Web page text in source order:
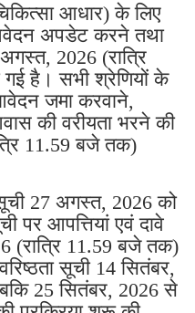
आधार) के लिए
अपडेट करने तथा
2026 (रात्रि
गई है। सभी श्रेणियों के
जमा करवाने,
की वरीयता भरने की
11.59 बजे तक)
सूची 27 अगस्त, 2026 को
पर आपत्तियां एवं दावे
(रात्रि 11.59 बजे तक)
सूची 14 सितंबर,
25 सितंबर, 2026 से